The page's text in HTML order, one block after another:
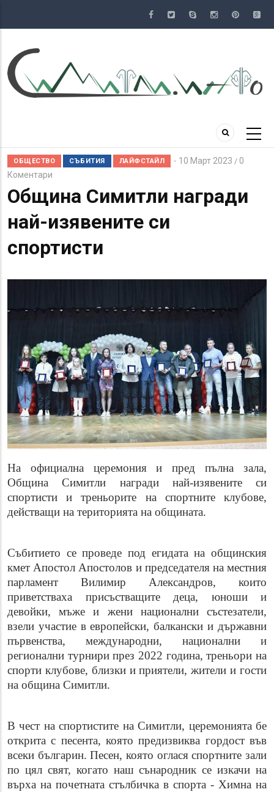
съдържание
ОБЩЕСТВО СЪБИТИЯ ЛАЙФСТАЙЛ 10 Март 2023 / 0
Коментари
Община Симитли награди
най-изявените си
спортисти
На официална церемония и пред пълна зала,
Община Симитли награди най-изявените си
спортисти и треньорите на спортните клубове,
действащи на територията на общината.
Събитието се проведе под егидата на общинския
кмет Апостол Апостолов и председателя на местния
парламент Вилимир Александров, които
приветстваха присъстващите деца, юноши и
девойки, мъже и жени национални състезатели,
взели участие в европейски, балкански и държавни
първенства, международни, национални и
регионални турнири през 2022 година, треньори на
спорти клубове, близки и приятели, жители и гости
на община Симитли.
В чест на спортистите на Симитли, церемонията бе
открита с песента, която предизвиква гордост във
всеки българин. Песен, която оглася спортните зали
по цял свят, когато наш сънародник се изкачи на
върха на почетната стълбичка в спорта - Химна на